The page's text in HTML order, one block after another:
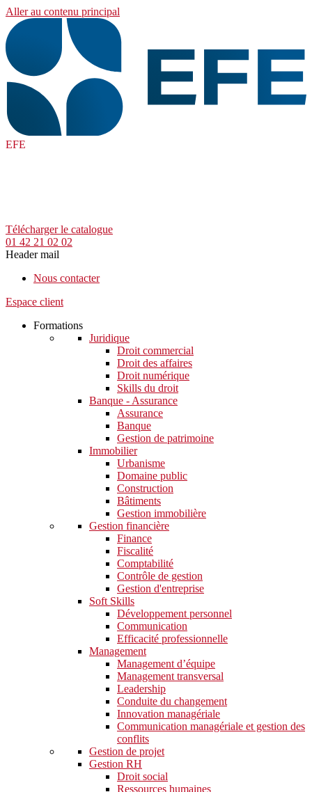
Aller au contenu principal
EFE
Télécharger le catalogue
01 42 21 02 02
Header mail
Nous contacter
Espace client
Formations
Juridique
Droit commercial
Droit des affaires
Droit numérique
Skills du droit
Banque - Assurance
Assurance
Banque
Gestion de patrimoine
Immobilier
Urbanisme
Domaine public
Construction
Bâtiments
Gestion immobilière
Gestion financière
Finance
Fiscalité
Comptabilité
Contrôle de gestion
Gestion d'entreprise
Soft Skills​
Développement personnel
Communication
Efficacité professionnelle
Management
Management d’équipe
Management transversal
Leadership
Conduite du changement
Innovation managériale
Communication managériale et gestion des
conflits
Gestion de projet
Gestion RH
Droit social
Ressources humaines